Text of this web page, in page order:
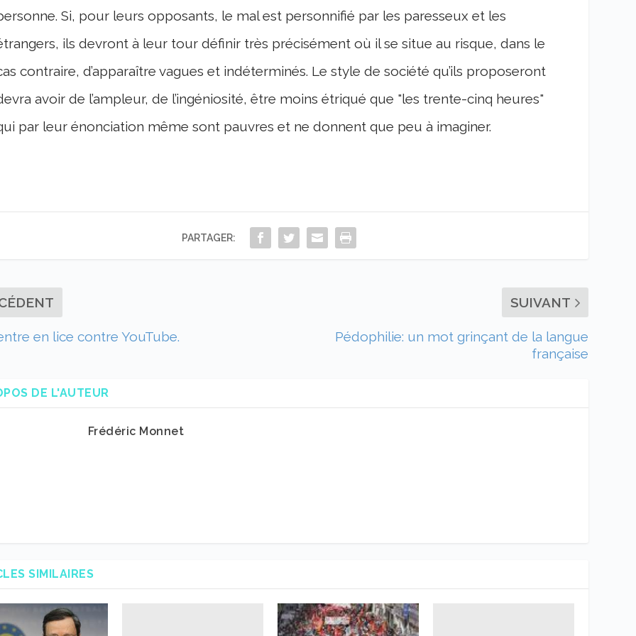
Si, pour leurs opposants, le mal est personnifié par les paresseux et les
ils devront à leur tour définir très précisément où il se situe au risque, dans le
contraire, d’apparaître vagues et indéterminés. Le style de société qu’ils proposeront
avoir de l’ampleur, de l’ingéniosité, être moins étriqué que "les trente-cinq heures"
par leur énonciation même sont pauvres et ne donnent que peu à imaginer.
PARTAGER:
en lice contre YouTube.
SUIVANT
Pédophilie: un mot grinçant de la langue
française
DE L'AUTEUR
Frédéric Monnet
SIMILAIRES